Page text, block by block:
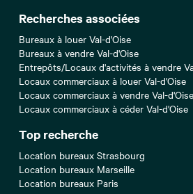
Recherches associées
Bureaux à louer Val-d'Oise
Bureaux à vendre Val-d'Oise
Entrepôts/Locaux d'activités à vendre
Locaux commerciaux à louer Val-d'Oise
Locaux commerciaux à vendre Val-d'Oise
Locaux commerciaux à céder Val-d'Oise
Top recherche
Location bureaux Strasbourg
Location bureaux Marseille
Location bureaux Paris